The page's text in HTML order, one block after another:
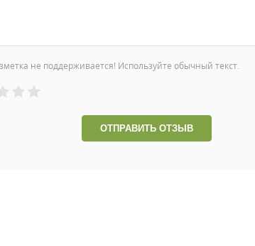
не поддерживается! Используйте обычный текст.
ОТПРАВИТЬ ОТЗЫВ